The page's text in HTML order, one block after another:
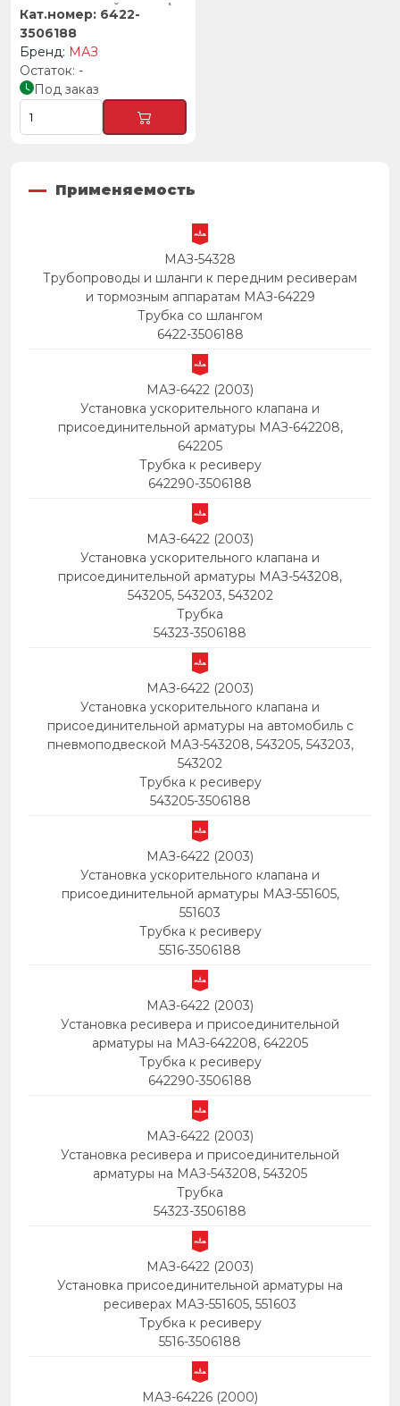
ускорительный клапан),
6422-
3506188
МАЗ
-
Под заказ
Применяемость
МАЗ-54328
Трубопроводы и шланги к передним ресиверам
и тормозным аппаратам МАЗ-64229
Трубка со шлангом
6422-3506188
МАЗ-6422 (2003)
Установка ускорительного клапана и
присоединительной арматуры МАЗ-642208,
642205
Трубка к ресиверу
642290-3506188
МАЗ-6422 (2003)
Установка ускорительного клапана и
присоединительной арматуры МАЗ-543208,
543205, 543203, 543202
Трубка
54323-3506188
МАЗ-6422 (2003)
Установка ускорительного клапана и
присоединительной арматуры на автомобиль с
пневмоподвеской МАЗ-543208, 543205, 543203,
543202
Трубка к ресиверу
543205-3506188
МАЗ-6422 (2003)
Установка ускорительного клапана и
присоединительной арматуры МАЗ-551605,
551603
Трубка к ресиверу
5516-3506188
МАЗ-6422 (2003)
Установка ресивера и присоединительной
арматуры на МАЗ-642208, 642205
Трубка к ресиверу
642290-3506188
МАЗ-6422 (2003)
Установка ресивера и присоединительной
арматуры на МАЗ-543208, 543205
Трубка
54323-3506188
МАЗ-6422 (2003)
Установка присоединительной арматуры на
ресиверах МАЗ-551605, 551603
Трубка к ресиверу
5516-3506188
МАЗ-64226 (2000)